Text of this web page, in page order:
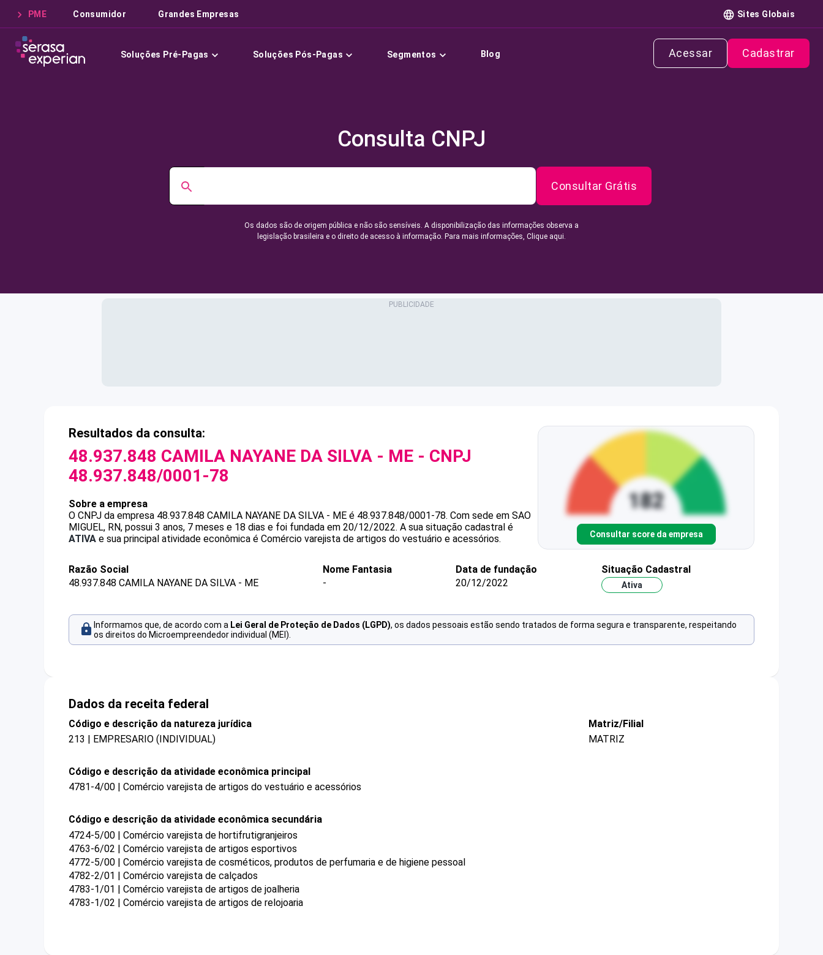
PME Consumidor Grandes Empresas Sites Globais
Soluções Pré-Pagas Soluções Pós-Pagas Segmentos Blog Acessar Cadastrar
Consulta CNPJ
Consultar Grátis
Os dados são de origem pública e não são sensíveis. A disponibilização das informações observa a
legislação brasileira e o direito de acesso à informação. Para mais informações, Clique aqui.
Resultados da consulta:
48.937.848 CAMILA NAYANE DA SILVA - ME - CNPJ
48.937.848/0001-78
Sobre a empresa
O CNPJ da empresa 48.937.848 CAMILA NAYANE DA SILVA - ME é 48.937.848/0001-78. Com sede em SAO
MIGUEL, RN, possui 3 anos, 7 meses e 18 dias e foi fundada em 20/12/2022. A sua situação cadastral é
ATIVA e sua principal atividade econômica é Comércio varejista de artigos do vestuário e acessórios. Consultar score da empresa
Razão Social
48.937.848 CAMILA NAYANE DA SILVA - ME
Nome Fantasia
-
Data de fundação
20/12/2022
Situação Cadastral
Ativa
Informamos que, de acordo com a Lei Geral de Proteção de Dados (LGPD), os dados pessoais estão sendo tratados de forma segura e transparente, respeitando
os direitos do Microempreendedor individual (MEI).
Dados da receita federal
Código e descrição da natureza jurídica
213 | EMPRESARIO (INDIVIDUAL)
Matriz/Filial
MATRIZ
Código e descrição da atividade econômica principal
4781-4/00 | Comércio varejista de artigos do vestuário e acessórios
Código e descrição da atividade econômica secundária
4724-5/00 | Comércio varejista de hortifrutigranjeiros
4763-6/02 | Comércio varejista de artigos esportivos
4772-5/00 | Comércio varejista de cosméticos, produtos de perfumaria e de higiene pessoal
4782-2/01 | Comércio varejista de calçados
4783-1/01 | Comércio varejista de artigos de joalheria
4783-1/02 | Comércio varejista de artigos de relojoaria